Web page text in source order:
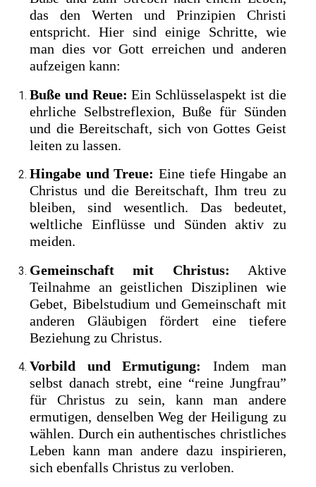
das den Werten und Prinzipien Christi
entspricht. Hier sind einige Schritte, wie
man dies vor Gott erreichen und anderen
aufzeigen kann:
Buße und Reue: Ein Schlüsselaspekt ist die
ehrliche Selbstreflexion, Buße für Sünden
und die Bereitschaft, sich von Gottes Geist
leiten zu lassen.
Hingabe und Treue: Eine tiefe Hingabe an
Christus und die Bereitschaft, Ihm treu zu
bleiben, sind wesentlich. Das bedeutet,
weltliche Einflüsse und Sünden aktiv zu
meiden.
Gemeinschaft mit Christus: Aktive
Teilnahme an geistlichen Disziplinen wie
Gebet, Bibelstudium und Gemeinschaft mit
anderen Gläubigen fördert eine tiefere
Beziehung zu Christus.
Vorbild und Ermutigung:
Indem man
selbst danach strebt, eine “reine Jungfrau”
für Christus zu sein, kann man andere
ermutigen, denselben Weg der Heiligung zu
wählen. Durch ein authentisches christliches
Leben kann man andere dazu inspirieren,
sich ebenfalls Christus zu verloben.